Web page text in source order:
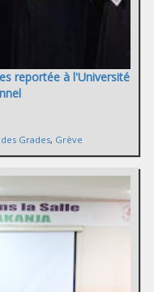
reportée à l'Université
Grades, Grève